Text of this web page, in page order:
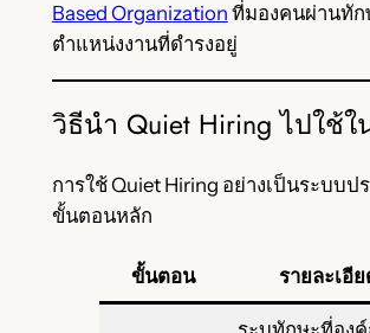
Based Organization ที่มองคนผ่านทัก
ตำแหน่งงานที่ดำรงอยู่
วิธีนำ Quiet Hiring ไปใช้ใ
การใช้ Quiet Hiring อย่างเป็นระบบป
ขั้นตอนหลัก
ขั้นตอน รายละเอี